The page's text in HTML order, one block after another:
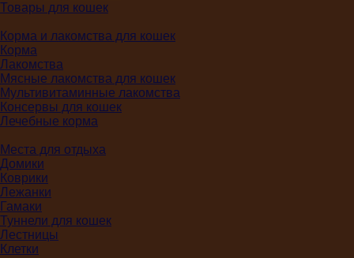
Товары для кошек
Корма и лакомства для кошек
Корма
Лакомства
Мясные лакомства для кошек
Мультивитаминные лакомства
Консервы для кошек
Лечебные корма
Места для отдыха
Домики
Коврики
Лежанки
Гамаки
Туннели для кошек
Лестницы
Клетки